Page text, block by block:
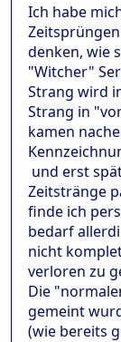
Ich habe
denken, wie
"Witcher"
Strang wird
Strang in
kamen
und erst
Zeitstränge
finde ich
bedarf
nicht
verloren zu
Die
gemeint
(wie bereits